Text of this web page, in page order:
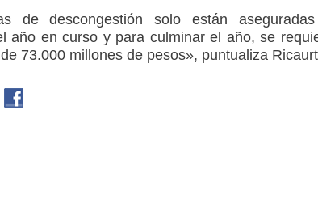
de descongestión solo están
año en curso y para culminar el año, se
73.000 millones de pesos», puntualiza